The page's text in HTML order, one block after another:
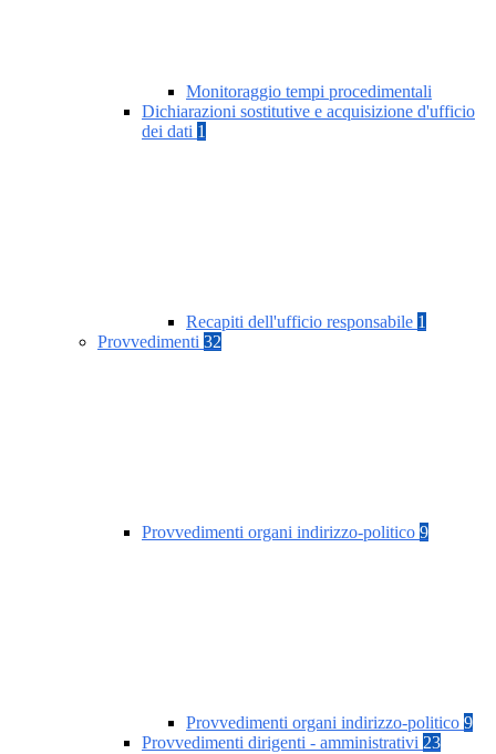
Monitoraggio tempi procedimentali
Dichiarazioni sostitutive e acquisizione d'ufficio
dei dati 1
Recapiti dell'ufficio responsabile 1
Provvedimenti 32
Provvedimenti organi indirizzo-politico 9
Provvedimenti organi indirizzo-politico 9
Provvedimenti dirigenti - amministrativi 23